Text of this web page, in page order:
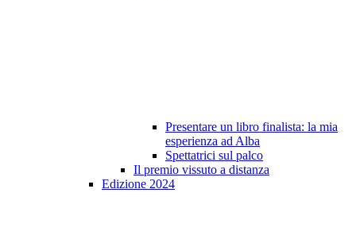
Presentare un libro finalista: la mia
esperienza ad Alba
Spettatrici sul palco
Il premio vissuto a distanza
Edizione 2024